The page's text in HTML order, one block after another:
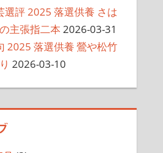
選評 2025 落選供養 さは
主張指二本 2026-03-31
2025 落選供養 鶯や松竹
2026-03-10